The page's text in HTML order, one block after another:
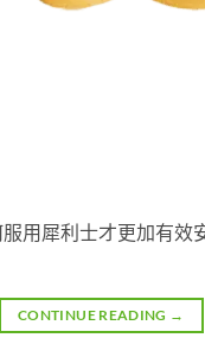
用犀利士才更加有效
CONTINUE READING →